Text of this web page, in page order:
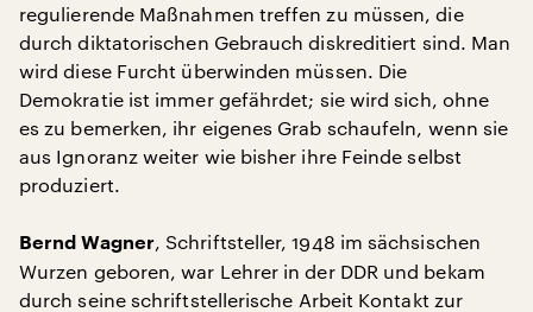
regulierende Maßnahmen treffen zu müssen, die
durch diktatorischen Gebrauch diskreditiert sind. Man
wird diese Furcht überwinden müssen. Die
Demokratie ist immer gefährdet; sie wird sich, ohne
es zu bemerken, ihr eigenes Grab schaufeln, wenn sie
aus Ignoranz weiter wie bisher ihre Feinde selbst
produziert.
Bernd Wagner, Schriftsteller, 1948 im sächsischen
Wurzen geboren, war Lehrer in der DDR und bekam
durch seine schriftstellerische Arbeit Kontakt zur